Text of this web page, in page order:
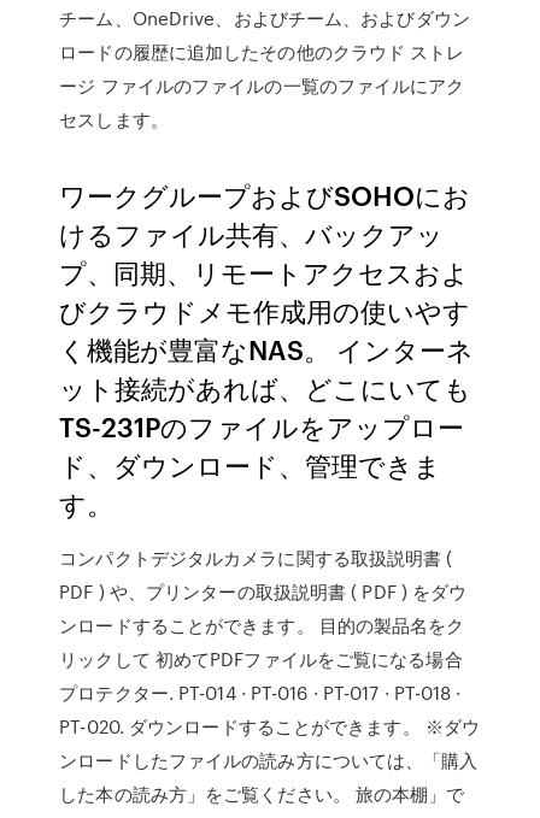
チーム、OneDrive、およびチーム、およびダウン
ロードの履歴に追加したその他のクラウド ストレ
ージ ファイルのファイルの一覧のファイルにアク
セスします。
ワークグループおよびSOHOにお
けるファイル共有、バックアッ
プ、同期、リモートアクセスおよ
びクラウドメモ作成用の使いやす
く機能が豊富なNAS。 インターネ
ット接続があれば、どこにいても
TS-231Pのファイルをアップロー
ド、ダウンロード、管理できま
す。
コンパクトデジタルカメラに関する取扱説明書 (
PDF ) や、プリンターの取扱説明書 ( PDF ) をダウ
ンロードすることができます。 目的の製品名をク
リックして 初めてPDFファイルをご覧になる場合
プロテクター. PT-014 · PT-016 · PT-017 · PT-018 ·
PT-020. ダウンロードすることができます。 ※ダウ
ンロードしたファイルの読み方については、「購入
した本の読み方」をご覧ください。 旅の本棚」で